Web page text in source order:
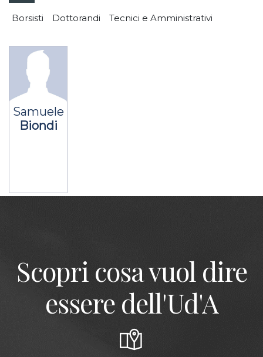
Borsisti Dottorandi Tecnici e Amministrativi
Samuele
Biondi
Scopri cosa vuol dire
essere dell'Ud'A